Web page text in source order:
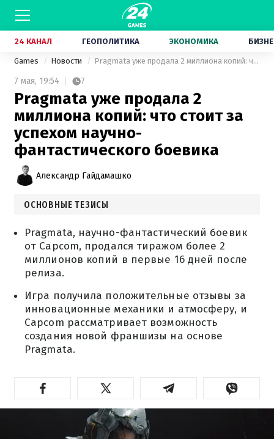
24 КАНАЛ ГЕОПОЛИТИКА ЭКОНОМИКА
Games Новости Pragmata уже продала 2 миллиона копий: что стоит за успехом научно-фантастического боевика
7 мая, 19:54 7
Pragmata уже продала 2
миллиона копий: что стоит за
успехом научно-
фантастического боевика
Александр Гайдамашко
ОСНОВНЫЕ ТЕЗИСЫ
Pragmata, научно-фантастический боевик
от Capcom, продался тиражом более 2
миллионов копий в первые 16 дней после
релиза.
Игра получила положительные отзывы за
инновационные механики и атмосферу, и
Capcom рассматривает возможность
создания новой франшизы на основе
Pragmata.